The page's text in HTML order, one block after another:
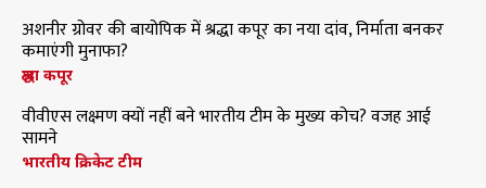
अशनीर ग्रोवर की बायोपिक में श्रद्धा कपूर का नया दांव, निर्माता बनकर
कमाएंगी मुनाफा?
श्रद्धा कपूर
वीवीएस लक्ष्मण क्यों नहीं बने भारतीय टीम के मुख्य कोच? वजह आई
सामने
भारतीय क्रिकेट टीम